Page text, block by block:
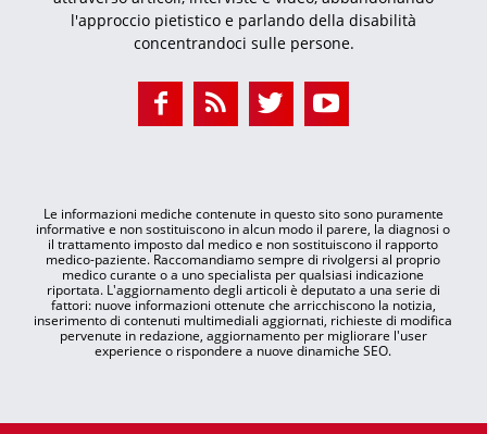
l'approccio pietistico e parlando della disabilità
concentrandoci sulle persone.
Le informazioni mediche contenute in questo sito sono puramente
informative e non sostituiscono in alcun modo il parere, la diagnosi o
il trattamento imposto dal medico e non sostituiscono il rapporto
medico-paziente. Raccomandiamo sempre di rivolgersi al proprio
medico curante o a uno specialista per qualsiasi indicazione
riportata. L'aggiornamento degli articoli è deputato a una serie di
fattori: nuove informazioni ottenute che arricchiscono la notizia,
inserimento di contenuti multimediali aggiornati, richieste di modifica
pervenute in redazione, aggiornamento per migliorare l'user
experience o rispondere a nuove dinamiche SEO.